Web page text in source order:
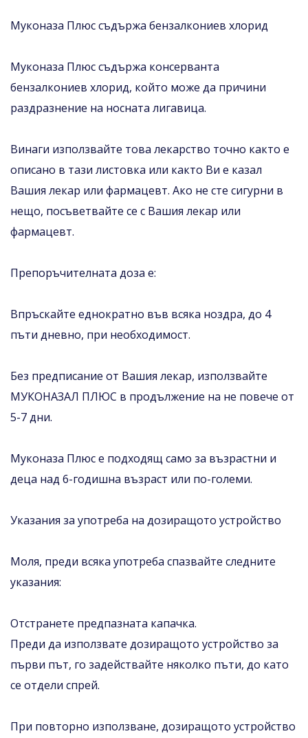
Муконаза Плюс съдържа бензалкониев хлорид
Муконаза Плюс съдържа консерванта
бензалкониев хлорид, който може да причини
раздразнение на носната лигавица.
Винаги използвайте това лекарство точно както е
описано в тази листовка или както Ви е казал
Вашия лекар или фармацевт. Ако не сте сигурни в
нещо, посъветвайте се с Вашия лекар или
фармацевт.
Препоръчителната доза е:
Впръскайте еднократно във всяка ноздра, до 4
пъти дневно, при необходимост.
Без предписание от Вашия лекар, използвайте
МУКОНАЗАЛ ПЛЮС в продължение на не повече от
5-7 дни.
Муконаза Плюс е подходящ само за възрастни и
деца над 6-годишна възраст или по-големи.
Указания за употреба на дозиращото устройство
Моля, преди всяка употреба спазвайте следните
указания:
Отстранете предпазната капачка.
Преди да използвате дозиращото устройство за
първи път, го задействайте няколко пъти, до като
се отдели спрей.
При повторно използване, дозиращото устройство